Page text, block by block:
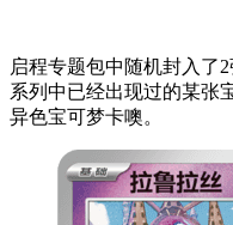
启程专题包中随机封入了
系列中已经出现过的某张
异色宝可梦卡噢。